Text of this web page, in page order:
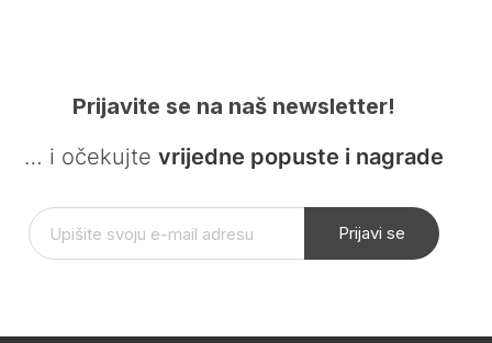
Prijavite se na naš newsletter!
… i očekujte vrijedne popuste i nagrade
Prijavi se